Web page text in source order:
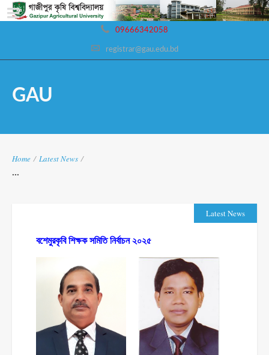
09666342058
registrar@gau.edu.bd
GAU
Home / Latest News /
...
Latest News
বশেমুরকৃবি শিক্ষক সমিতি নির্বাচন ২০২৫